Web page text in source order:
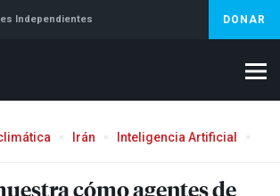
Independientes DONAR
Irán Inteligencia Artificial
cómo agentes de